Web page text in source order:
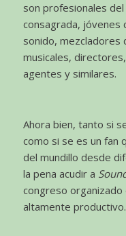
son profesionales
consagrada,
sonido, mezcladores
musicales,
agentes y similares.
Ahora bien, tanto si
como si se es un fan
del mundillo desde
la pena acudir a
congreso organizado
altamente productivo.